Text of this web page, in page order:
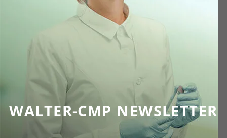
WALTER-CMP NEWSLETTER